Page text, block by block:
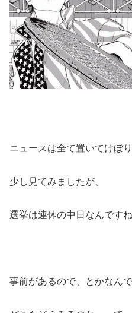
ニュースは全て置いてけぼり
少し見てみましたが、
選挙は連休の中日なんです
事前があるので、とかなんで